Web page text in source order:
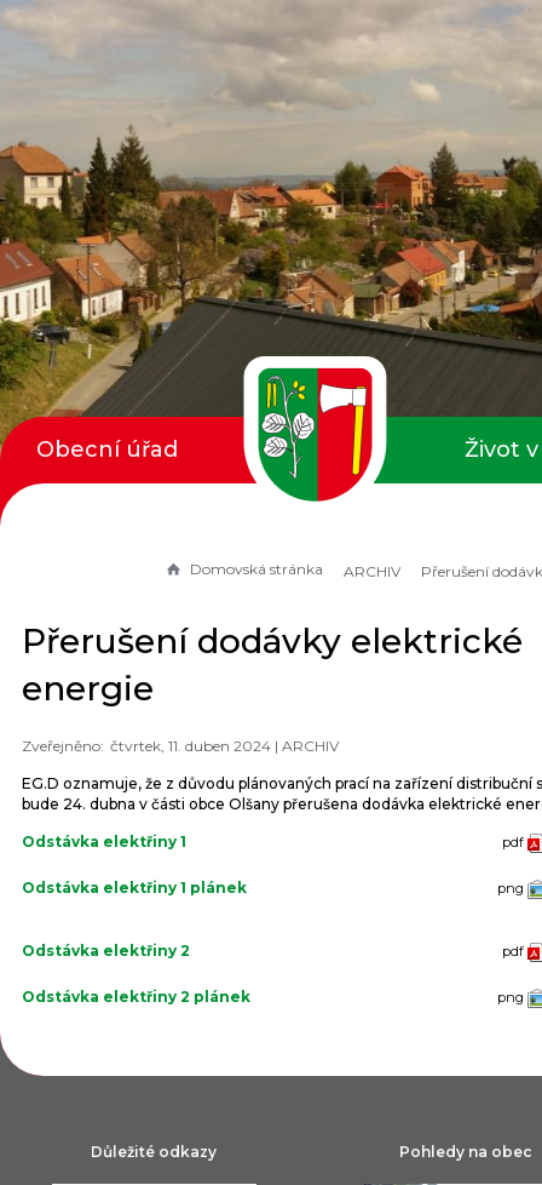
Domovská stránka ARCHIV
Přerušení dodávky elektrické
energie
čtvrtek, 11. duben 2024 | ARCHIV
EG.D oznamuje, že z důvodu plánovaných prací na zařízení distribuční
bude 24. dubna v části obce Olšany přerušena dodávka elektrické
Odstávka elektřiny 1 pdf
Odstávka elektřiny 1 plánek png
Odstávka elektřiny 2 pdf
Odstávka elektřiny 2 plánek png
Obecní úřad Život
Důležité odkazy Pohledy na obec